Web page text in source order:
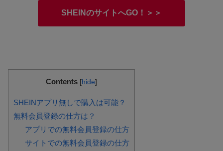
SHEINのサイトへGO！＞＞
Contents [hide]
SHEINアプリ無しで購入は可能？
無料会員登録の仕方は？
アプリでの無料会員登録の仕方
サイトでの無料会員登録の仕方